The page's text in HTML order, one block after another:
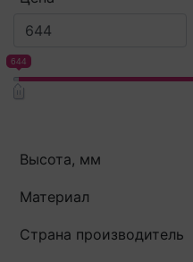
644
Высота, мм
Материал
Страна производитель